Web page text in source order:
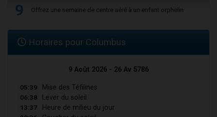
9 Offrez une semaine de centre aéré à un enfant orphelin
Horaires pour Columbus
9 Août 2026 - 26 Av 5786
05:39 Mise des Téfilines
06:38 Lever du soleil
13:37 Heure de milieu du jour